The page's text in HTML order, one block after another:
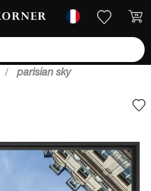
parisian sky